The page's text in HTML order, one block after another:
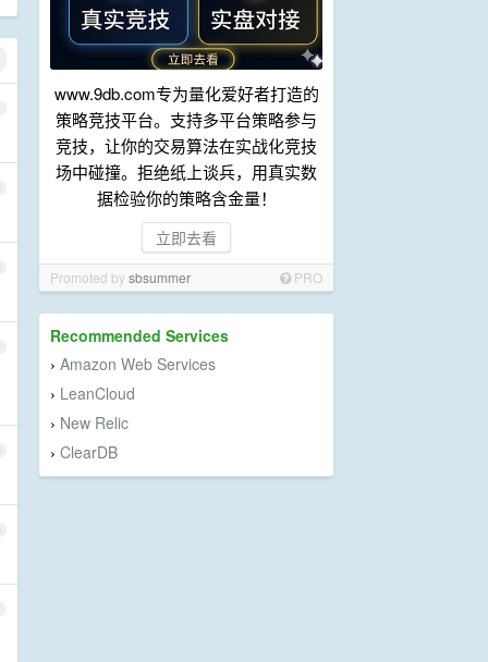
www.9db.com专为量化爱好者打造的
策略竞技平台。支持多平台策略参与
竞技，让你的交易算法在实战化竞技
场中碰撞。拒绝纸上谈兵，用真实数
据检验你的策略含金量！
立即去看
Promoted bysbsummer PRO
Recommended Services
› Amazon Web Services
› LeanCloud
› New Relic
› ClearDB